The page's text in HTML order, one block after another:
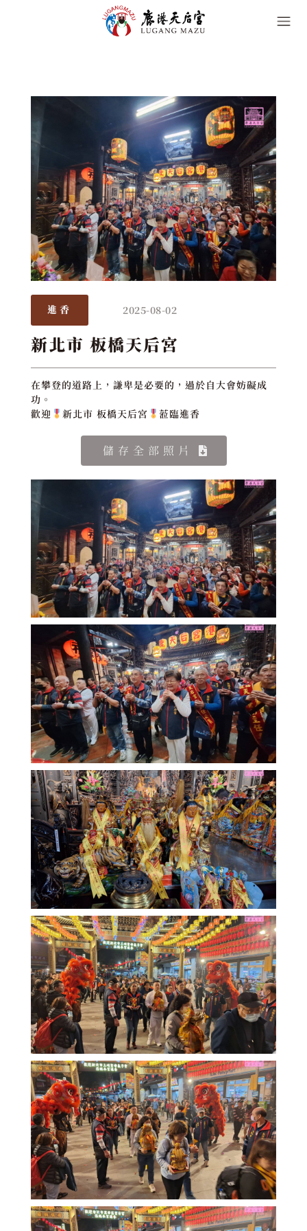
進香 2025-08-02
新北市 板橋天后宮
在攀登的道路上，謙卑是必要的，過於自大會妨礙成
功。
歡迎
新北市 板橋天后宮 蒞臨進香
儲存全部照片